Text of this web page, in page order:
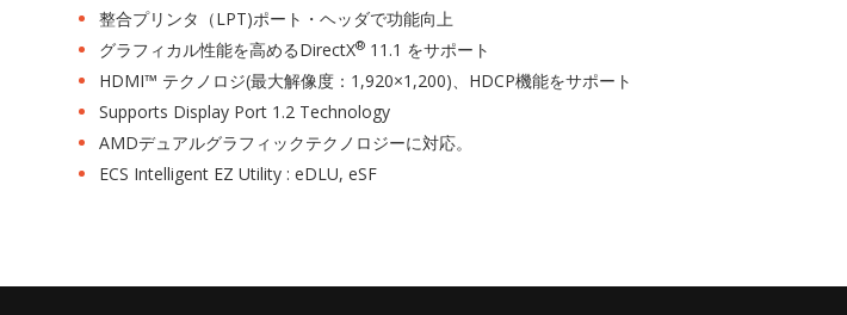
整合プリンタ（LPT)ポート・ヘッダで功能向上
グラフィカル性能を高めるDirectX® 11.1 をサポート
HDMI™ テクノロジ(最大解像度：1,920×1,200)、HDCP機能をサポート
Supports Display Port 1.2 Technology
AMDデュアルグラフィックテクノロジーに対応。
ECS Intelligent EZ Utility : eDLU, eSF